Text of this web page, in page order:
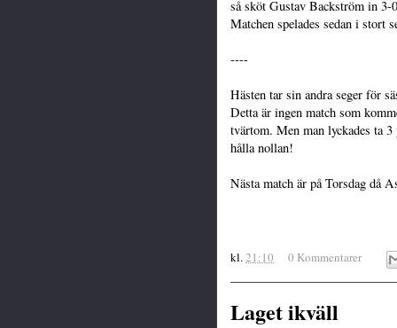
så sköt Gustav Backström in
Matchen spelades sedan i stort
----
Hästen tar sin andra seger för
Detta är ingen match som
tvärtom. Men man lyckades ta
hålla nollan!
Nästa match är på Torsdag då
kl.21:10 0 Kommentarer
Laget ikväll